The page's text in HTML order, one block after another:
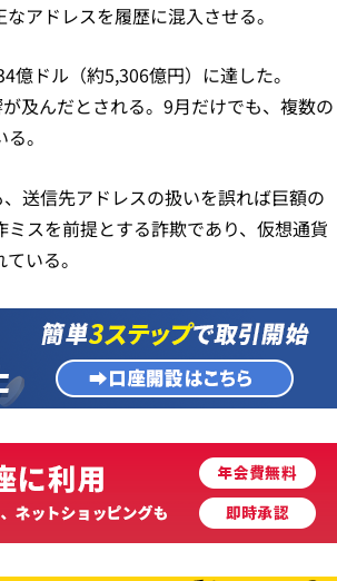
アドレスを履歴に混入させる。
ドル（約5,306億円）に達した。
及んだとされる。9月だけでも、複数の
。
送信先アドレスの扱いを誤れば巨額の
スを前提とする詐欺であり、仮想通貨
いる。